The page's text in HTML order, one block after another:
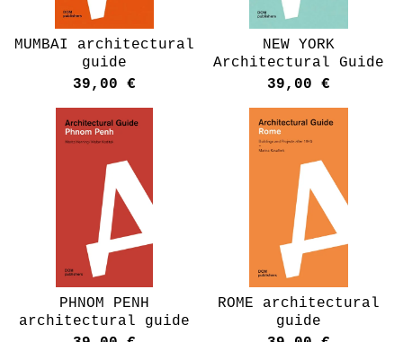
MUMBAI architectural
guide
39,00 €
NEW YORK
Architectural Guide
39,00 €
PHNOM PENH
architectural guide
ROME architectural
guide